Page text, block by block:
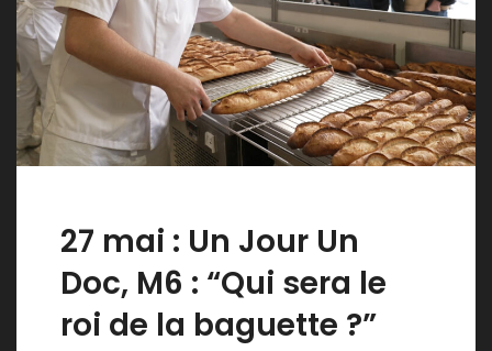
27 mai : Un Jour Un
Doc, M6 : “Qui sera le
roi de la baguette ?”